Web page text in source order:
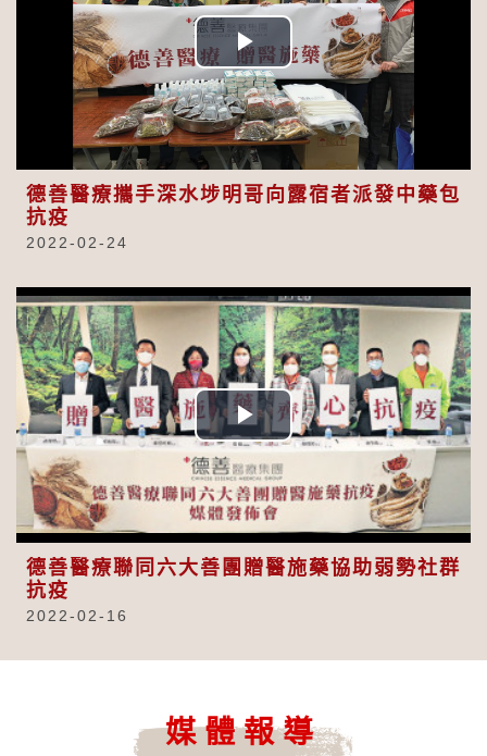
Play
Video
德善醫療攜手深水埗明哥向露宿者派發中藥包
抗疫
2022-02-24
Play
Video
德善醫療聯同六大善團贈醫施藥協助弱勢社群
抗疫
2022-02-16
媒體報導